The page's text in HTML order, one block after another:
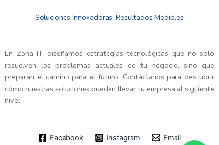
Soluciones Innovadoras, Resultados Medibles
En Zona IT, diseñamos estrategias tecnológicas que no solo
resuelven los problemas actuales de tu negocio, sino que
preparan el camino para el futuro. Contáctanos para descubrir
cómo nuestras soluciones pueden llevar tu empresa al siguiente
nivel.
Facebook Instagram Email